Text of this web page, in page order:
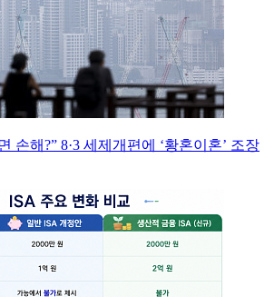
손해?” 8·3 세제개편에 ‘황혼이혼’ 조장